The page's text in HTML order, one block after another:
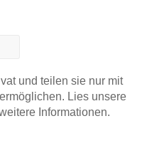
und teilen sie nur mit
Lies unsere
Informationen.